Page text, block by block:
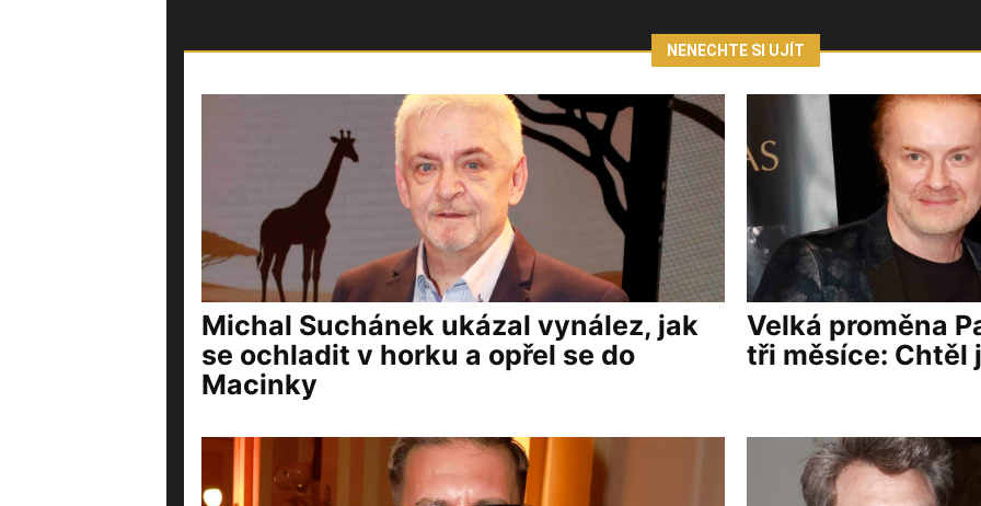
NENECHTE SI UJÍT
Michal Suchánek ukázal vynález, jak
se ochladit v horku a opřel se do
Macinky
Velká proměna
tři měsíce: Chtěl